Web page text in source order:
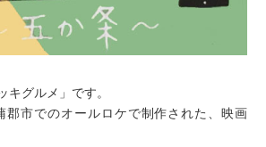
キグルメ」です。
郡市でのオールロケで制作された、映画